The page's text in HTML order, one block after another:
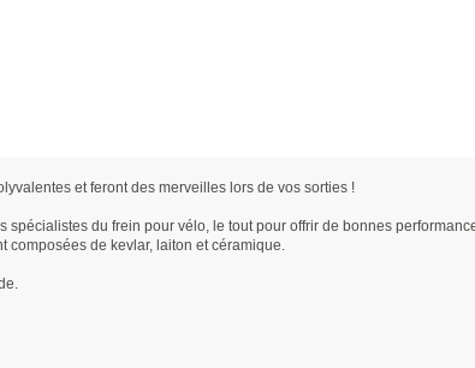
et feront des merveilles lors de vos sorties !
spécialistes du frein pour vélo, le tout pour offrir de bonnes
composées de kevlar, laiton et céramique.